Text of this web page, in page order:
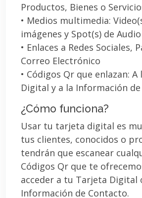
Productos, Bienes o
• Medios multimedia:
imágenes y Spot(s) de Audio
• Enlaces a Redes Sociales,
Correo Electrónico
• Códigos Qr que enlazan:
Digital y a la Información
¿Cómo funciona?
Usar tu tarjeta digital es
tus clientes, conocidos o
tendrán que escanear
Códigos Qr que te
acceder a tu Tarjeta Digital
Información de Contacto.